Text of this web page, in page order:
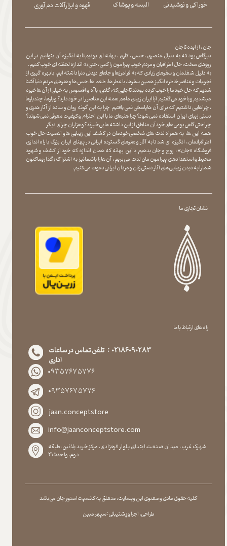
​​​​​​​خوراکی و نوشیدنی
​​​​​​​البسه و پوشاک
​​​​​​​قهوه و ابزارآلات دم آوری
نشان تجاری ما
جان ، از ایده تا جان
دیرگاهی بود که به دنبال عنصری ، حسی ، کاری ، بهانه ای بودیم تا به انگیزه آن بتوانیم در این
روزهای سخت ، حال اطرافیان و مردم خوب پیرامون را کمی ، حتی به اندازه لحظه ای خوب کنیم.
به دلیل شغلمان و سفرهای زیادی که به فرامرزها و جاهای دیدنی دنیا داشته ایم، با بهره گیری از
تجربیات و عناصر خاطره انگیز همین سفرها ، با عطر ها ، طعم ها ، حس ها و هنرهای مردم دنیا آشنا
شدیم که حال خود ما را خوب کرده بودند تا جایی که، گاهی ، با آه و افسوس به خیلی از آن ها خیره
میشدیم و با خود می گفتیم آیا ایران زیبای ما هم همه این عناصر را در خود دارد؟ و بارها ، چندبارها
، چراهایی داشتیم که برای آن ها پاسخی نمی یافتیم چرا به این گونه روان و ساده از آثار هنری و
دستی زیبای ایران استفاده نمی شود؟چرا هنرهای ما با این احترام و کیفیت معرفی نمی شوند؟
چرا حتی گاهی بومی های خود آن مناطق از این داشته ها بی خبرند؟و هزاران چرای دیگر
​​​​​​​ همه این ها، به همراه لذت های شخصی خودمان در کشف این زیبایی ها و اهمیت حال خوب
اطرافیانمان ، انگیزه ای شد تا به آثار و هنرهای گسترده ایرانی در پهنای ایران بزرگ با راه اندازی
فروشگاه «جان» ، روح و جان بدهیم با این بهانه که همان اندازه که خود از کشف و شهود
محیط و استعدادهای پیرامون مان لذت می بریم ، آن ها را با شما نیز به اشتراک بگذاریماکنون
شما را به دیدن زیبایی های آثار دستی زنان و مردان ایرانی دعوت می کنیم.
راه های ارتباط با ما
کلیه حقوق مادی و معنوی این وبسایت ، متعلق به کانسپت استور جان می باشد
طراحی ، اجرا و پشتیبانی : سپهر مبین
02186090283 : تلفن تماس در ساعات
اداری
۰۹۳۵۷۶۷۵۷۷۶
۰۹۳۵۷۶۷۵۷۷۶
jaan.conceptstore
info@jaanconceptstore.com
شهرک غرب، میدان صنعت،ابتدای بلوار فرحزادی، مرکز خرید پلاتین،طبقه
دوم،واحد۲۱۵